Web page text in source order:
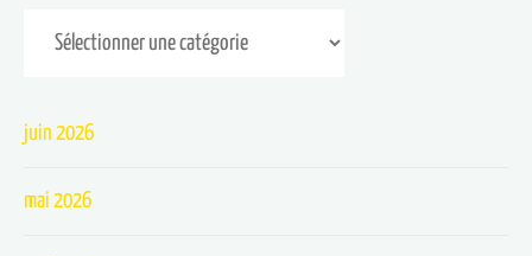
juin 2026
mai 2026